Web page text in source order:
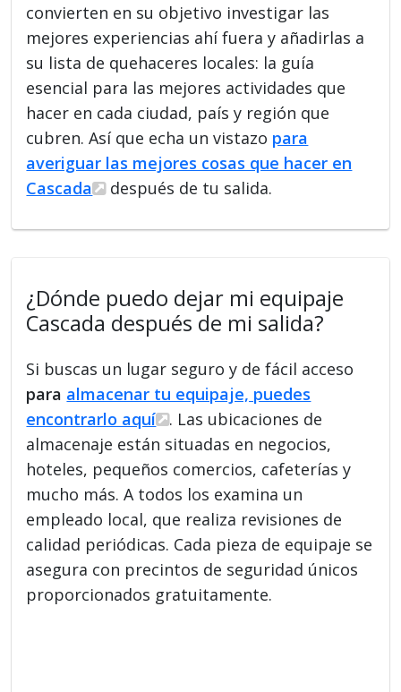
convierten en su objetivo investigar las
mejores experiencias ahí fuera y añadirlas a
su lista de quehaceres locales: la guía
esencial para las mejores actividades que
hacer en cada ciudad, país y región que
cubren. Así que echa un vistazo para
averiguar las mejores cosas que hacer en
Cascada
después de tu salida.
¿Dónde puedo dejar mi equipaje
Cascada después de mi salida?
Si buscas un lugar seguro y de fácil acceso
para almacenar tu equipaje, puedes
encontrarlo aquí
. Las ubicaciones de
almacenaje están situadas en negocios,
hoteles, pequeños comercios, cafeterías y
mucho más. A todos los examina un
empleado local, que realiza revisiones de
calidad periódicas. Cada pieza de equipaje se
asegura con precintos de seguridad únicos
proporcionados gratuitamente.